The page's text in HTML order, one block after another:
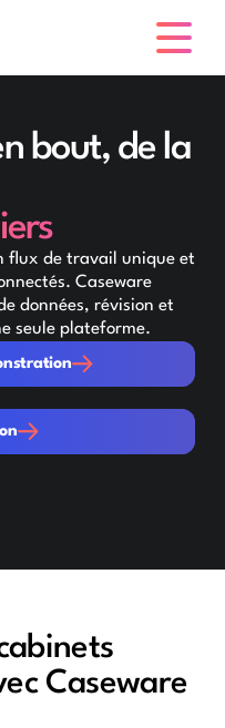
bout, de la
flux de travail unique et
Caseware
données, révision et
seule plateforme.
Caseware